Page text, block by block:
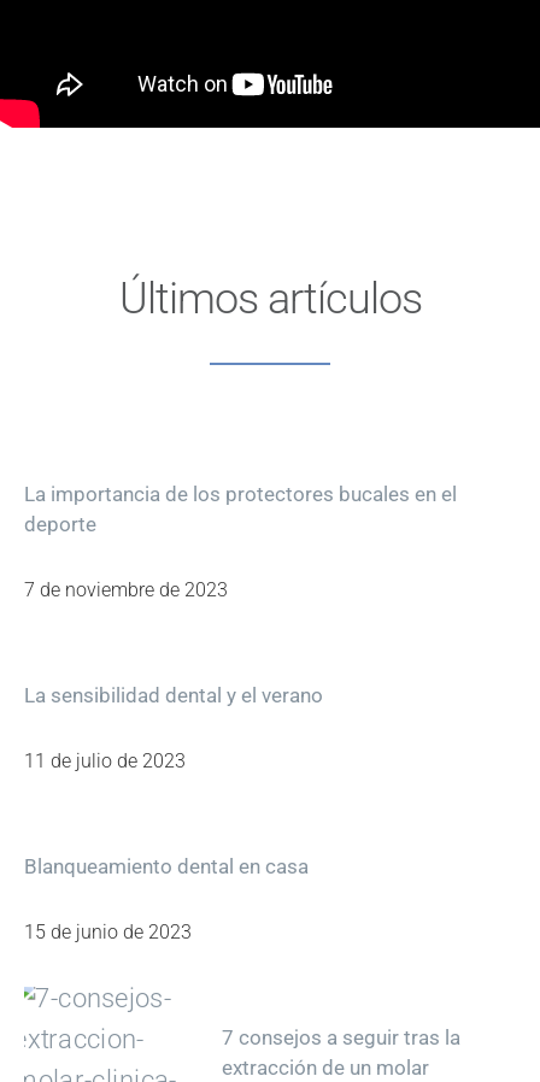
Últimos artículos
La importancia de los protectores bucales en el
deporte
7 de noviembre de 2023
La sensibilidad dental y el verano
11 de julio de 2023
Blanqueamiento dental en casa
15 de junio de 2023
7 consejos a seguir tras la
extracción de un molar